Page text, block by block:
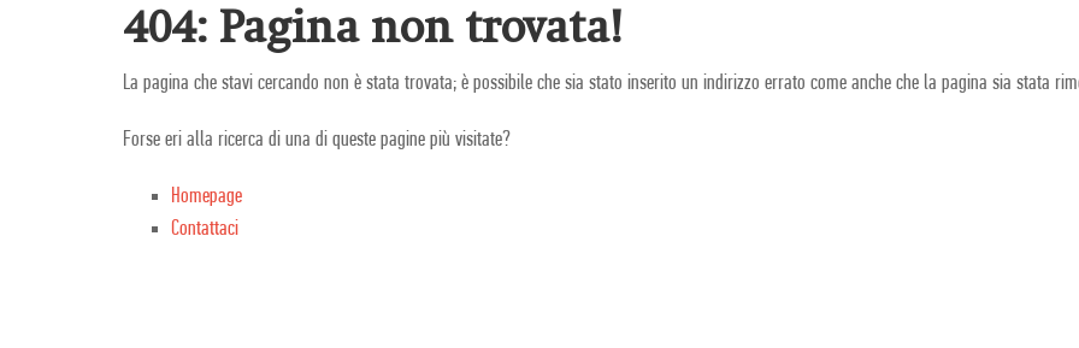
404: Pagina non trovata!
La pagina che stavi cercando non è stata trovata; è possibile che sia stato inserito un indirizzo errato come anche che la pagina sia stata
Forse eri alla ricerca di una di queste pagine più visitate?
Homepage
Contattaci